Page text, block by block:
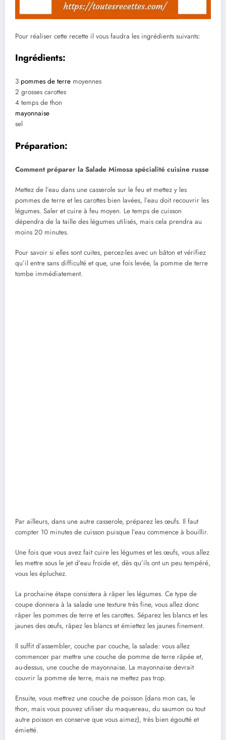
Pour réaliser cette recette il vous faudra les ingrédients suivants:
Ingrédients:
3 pommes de terre moyennes
2 grosses carottes
4 temps de thon
mayonnaise
sel
Préparation:
Comment préparer la Salade Mimosa spécialité cuisine russe
Mettez de l’eau dans une casserole sur le feu et mettez y les
pommes de terre et les carottes bien lavées, l’eau doit recouvrir les
légumes. Saler et cuire à feu moyen. Le temps de cuisson
dépendra de la taille des légumes utilisés, mais cela prendra au
moins 20 minutes.
Pour savoir si elles sont cuites, percez-les avec un bâton et vérifiez
qu’il entre sans difficulté et que, une fois levée, la pomme de terre
tombe immédiatement.
Par ailleurs, dans une autre casserole, préparez les œufs. Il faut
compter 10 minutes de cuisson puisque l’eau commence à bouillir.
Une fois que vous avez fait cuire les légumes et les œufs, vous allez
les mettre sous le jet d’eau froide et, dès qu’ils ont un peu tempéré,
vous les épluchez.
La prochaine étape consistera à râper les légumes. Ce type de
coupe donnera à la salade une texture très fine, vous allez donc
râper les pommes de terre et les carottes. Séparez les blancs et les
jaunes des œufs, râpez les blancs et émiettez les jaunes finement.
Il suffit d’assembler, couche par couche, la salade: vous allez
commencer par mettre une couche de pomme de terre râpée et,
au-dessus, une couche de mayonnaise. La mayonnaise devrait
couvrir la pomme de terre, mais ne mettez pas trop.
Ensuite, vous mettrez une couche de poisson (dans mon cas, le
thon, mais vous pouvez utiliser du maquereau, du saumon ou tout
autre poisson en conserve que vous aimez), très bien égoutté et
émietté.